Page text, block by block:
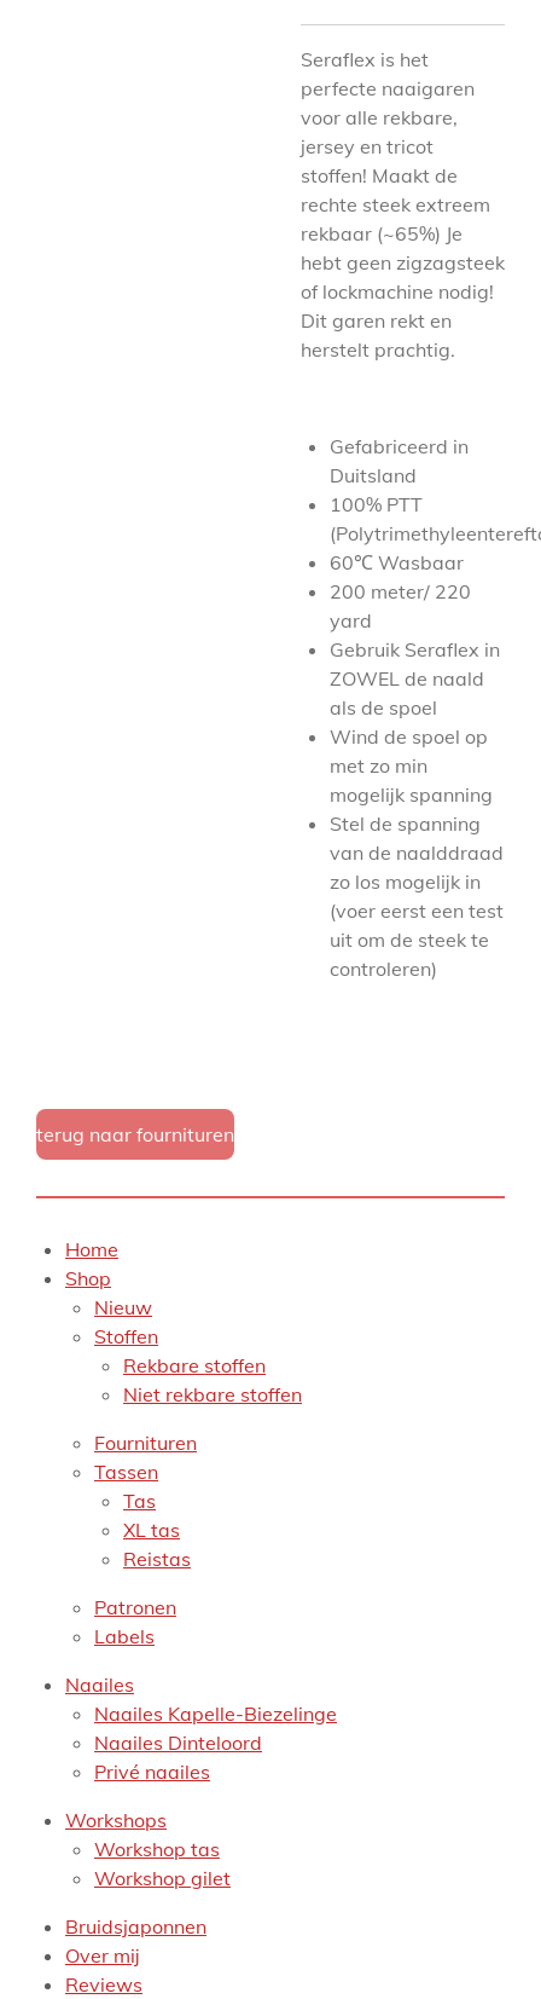
Seraflex is het
perfecte naaigaren
voor alle rekbare,
jersey en tricot
stoffen! Maakt de
rechte steek extreem
rekbaar (~65%) Je
hebt geen zigzagsteek
of lockmachine nodig!
Dit garen rekt en
herstelt prachtig.
Gefabriceerd in
Duitsland
100% PTT
60℃ Wasbaar
200 meter/ 220
yard
Gebruik Seraflex in
ZOWEL de naald
als de spoel
Wind de spoel op
met zo min
mogelijk spanning
Stel de spanning
van de naalddraad
zo los mogelijk in
(voer eerst een test
uit om de steek te
controleren)
terug naar fournituren
Home
Shop
Nieuw
Stoffen
Rekbare stoffen
Niet rekbare stoffen
Fournituren
Tassen
Tas
XL tas
Reistas
Patronen
Labels
Naailes
Naailes Kapelle-Biezelinge
Naailes Dinteloord
Privé naailes
Workshops
Workshop tas
Workshop gilet
Bruidsjaponnen
Over mij
Reviews